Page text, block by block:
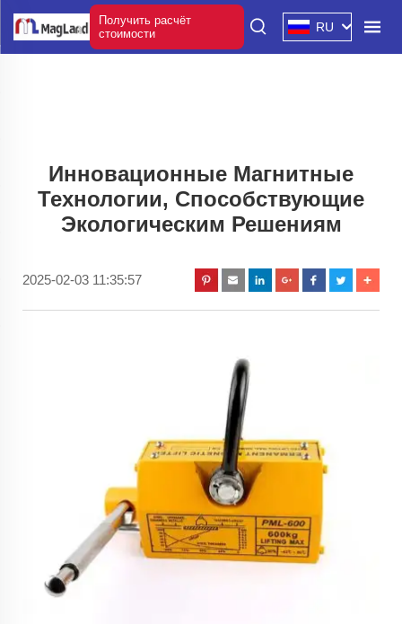
Получить расчёт
стоимости
RU
Инновационные Магнитные
Технологии, Способствующие
Экологическим Решениям
2025-02-03 11:35:57